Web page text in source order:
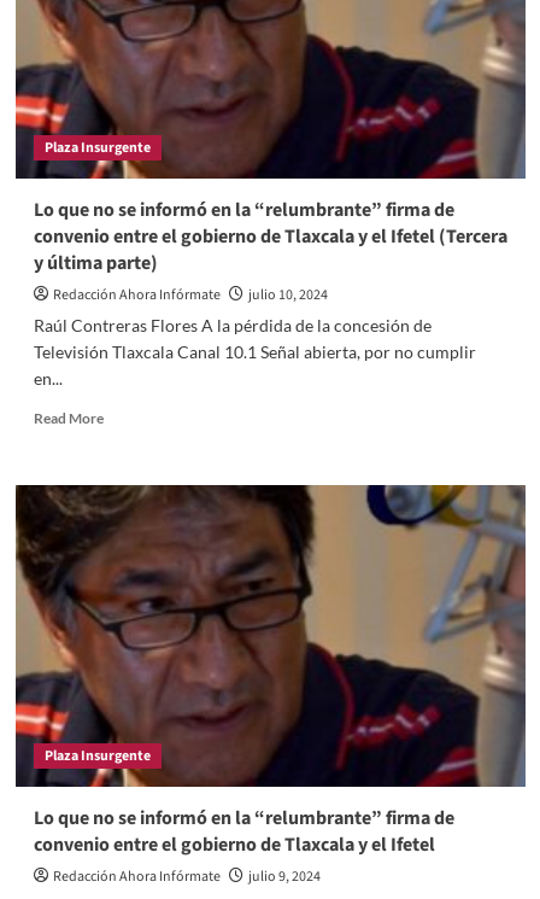
Plaza Insurgente
Lo que no se informó en la “relumbrante” firma de
convenio entre el gobierno de Tlaxcala y el Ifetel (Tercera
y última parte)
Redacción Ahora Infórmate
julio 10, 2024
Raúl Contreras Flores A la pérdida de la concesión de
Televisión Tlaxcala Canal 10.1 Señal abierta, por no cumplir
en...
Read MoreRead
Lo
que
no
se
informó
en
la
“relumbrante”
firma
convenio
entre
el
gobierno
Tlaxcala
y
el
Plaza Insurgente
Lo que no se informó en la “relumbrante” firma de
convenio entre el gobierno de Tlaxcala y el Ifetel
Redacción Ahora Infórmate
julio 9, 2024